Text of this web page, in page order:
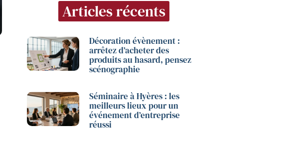
Articles récents
Décoration évènement :
arrêtez d’acheter des
produits au hasard, pensez
scénographie
Séminaire à Hyères : les
meilleurs lieux pour un
événement d’entreprise
réussi